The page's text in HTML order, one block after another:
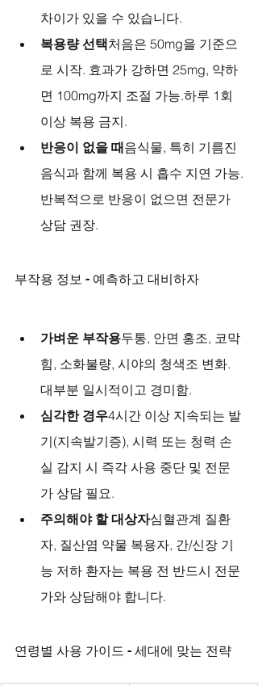
차이가 있을 수 있습니다.
복용량 선택처음은 50mg을 기준으
로 시작. 효과가 강하면 25mg, 약하
면 100mg까지 조절 가능.하루 1회
이상 복용 금지.
반응이 없을 때음식물, 특히 기름진
음식과 함께 복용 시 흡수 지연 가능.
반복적으로 반응이 없으면 전문가
상담 권장.
부작용 정보 - 예측하고 대비하자
가벼운 부작용두통, 안면 홍조, 코막
힘, 소화불량, 시야의 청색조 변화.
대부분 일시적이고 경미함.
심각한 경우4시간 이상 지속되는 발
기(지속발기증), 시력 또는 청력 손
실 감지 시 즉각 사용 중단 및 전문
가 상담 필요.
주의해야 할 대상자심혈관계 질환
자, 질산염 약물 복용자, 간/신장 기
능 저하 환자는 복용 전 반드시 전문
가와 상담해야 합니다.
연령별 사용 가이드 - 세대에 맞는 전략